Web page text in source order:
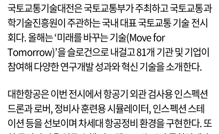
국토교통기술대전은 국토교통부가 주최하고 국토교통과
학기술진흥원이 주관하는 국내 대표 국토교통 기술 전시
회다. 올해는 ‘미래를 바꾸는 기술(Move for
Tomorrow)’을 슬로건으로 내걸고 81개 기관 및 기업이
참여해 다양한 연구개발 성과와 혁신 기술을 소개한다.
대한항공은 이번 전시에서 항공기 외관 검사용 인스펙션
드론과 로버, 정비사 훈련용 시뮬레이터, 인스펙션 스테
이션 등을 선보이며 차세대 항공정비 환경을 구현한다. 또